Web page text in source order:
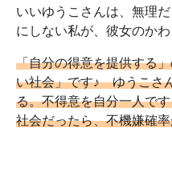
いいゆうこさんは、無理
にしない私が、彼女のか
「自分の得意を提供する
い社会」です♪ ゆうこさ
る。不得意を自分一人で
社会だったら、不機嫌確